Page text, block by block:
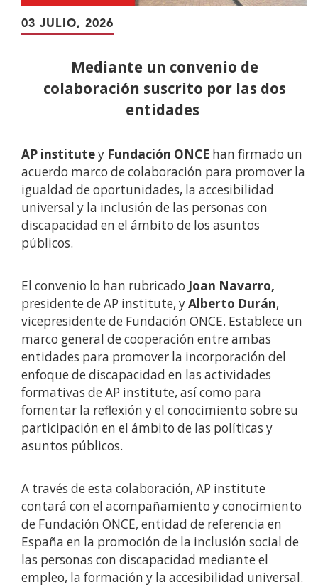
03 JULIO, 2026
Mediante un convenio de
colaboración suscrito por las dos
entidades
AP institutey Fundación ONCE han firmado un
acuerdo marco de colaboración para promover la
igualdad de oportunidades, la accesibilidad
universal y la inclusión de las personas con
discapacidad en el ámbito de los asuntos
públicos.
El convenio lo han rubricado Joan Navarro,
presidente de AP institute, yAlberto Durán,
vicepresidente de Fundación ONCE. Establece un
marco general de cooperación entre ambas
entidades para promover la incorporación del
enfoque de discapacidad en las actividades
formativas de AP institute, así como para
fomentar la reflexión y el conocimiento sobre su
participación en el ámbito de las políticas y
asuntos públicos.
A través de esta colaboración, AP institute
contará con el acompañamiento y conocimiento
de Fundación ONCE, entidad de referencia en
España en la promoción de la inclusión social de
las personas con discapacidad mediante el
empleo, la formación y la accesibilidad universal.